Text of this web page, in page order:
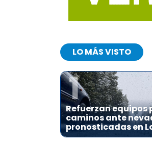
LO MÁS VISTO
1
Refuerzan equipos
caminos ante
pronosticadas en